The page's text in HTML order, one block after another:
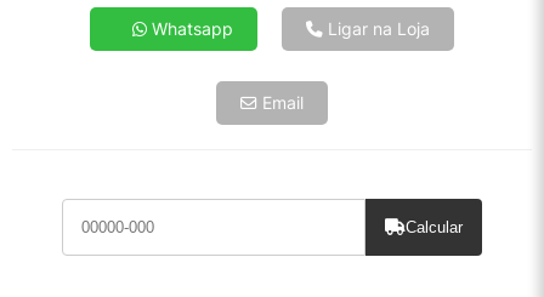
Whatsapp Ligar na Loja
Email
Calcular